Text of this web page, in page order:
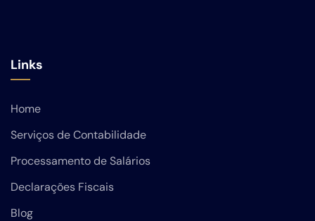
Links
Home
Serviços de Contabilidade
Processamento de Salários
Declarações Fiscais
Blog